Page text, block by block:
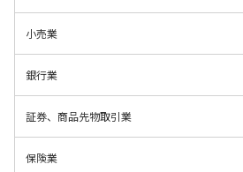
小売業
銀行業
証券、商品先物取引業
保険業